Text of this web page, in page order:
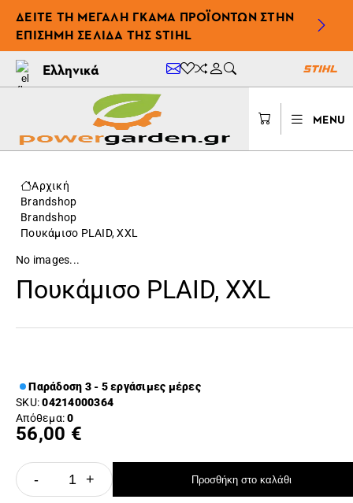
ΔΕΊΤΕ ΤΗ ΜΕΓΆΛΗ ΓΚΆΜΑ ΠΡΟΪΌΝΤΩΝ ΣΤΗΝ
ΕΠΊΣΗΜΗ ΣΕΛΊΔΑ ΤΗΣ STIHL
Ελληνικά
MENU
Αρχική
Brandshop
Brandshop
Πουκάμισο PLAID, XXL
No images...
Πουκάμισο PLAID, XXL
Παράδοση 3 - 5 εργάσιμες μέρες
SKU:04214000364
Απόθεμα:0
56,00 €
- + Προσθήκη στο καλάθι